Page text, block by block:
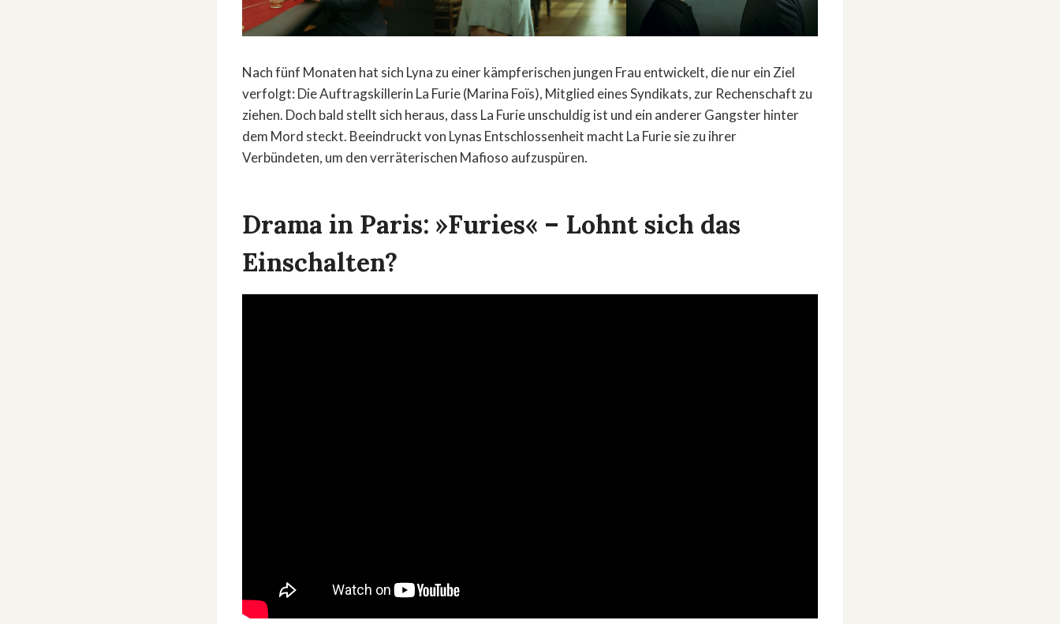
Nach fünf Monaten hat sich Lyna zu einer kämpferischen jungen Frau entwickelt, die nur ein Ziel
verfolgt: Die Auftragskillerin La Furie (Marina Foïs), Mitglied eines Syndikats, zur Rechenschaft zu
ziehen. Doch bald stellt sich heraus, dass La Furie unschuldig ist und ein anderer Gangster hinter
dem Mord steckt. Beeindruckt von Lynas Entschlossenheit macht La Furie sie zu ihrer
Verbündeten, um den verräterischen Mafioso aufzuspüren.
Drama in Paris: »Furies« – Lohnt sich das
Einschalten?